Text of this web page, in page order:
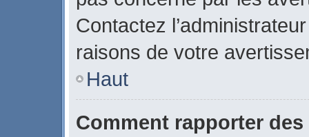
Contactez
raisons de votre
Haut
Comment rapporter